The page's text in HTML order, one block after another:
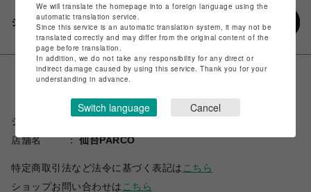
シェアする
ショップ名
店舗名
仙台PARCO
特定商取引法など法令に基づく表記は こちら
ショップお問い合わせは こちら
We will translate the homepage into a foreign language using the
automatic translation service.
Since this service is an automatic translation system, it may not be
translated correctly and may differ from the original content of the
page before translation.
In addition, we do not take any responsibility for any direct or
indirect damage caused by using this service. Thank you for your
understanding in advance.
Switch language Cancel